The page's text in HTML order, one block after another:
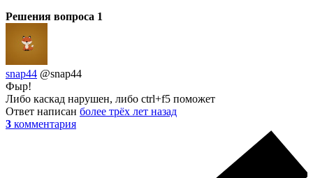
Решения вопроса 1
snap44 @snap44
Фыр!
Либо каскад нарушен, либо ctrl+f5 поможет
Ответ написан более трёх лет назад
3 комментария